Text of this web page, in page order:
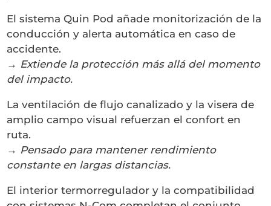
El sistema Quin Pod añade monitorización de la
conducción y alerta automática en caso de
accidente.
→ Extiende la protección más allá del momento
del impacto.
La ventilación de flujo canalizado y la visera de
amplio campo visual refuerzan el confort en
ruta.
→ Pensado para mantener rendimiento
constante en largas distancias.
El interior termorregulador y la compatibilidad